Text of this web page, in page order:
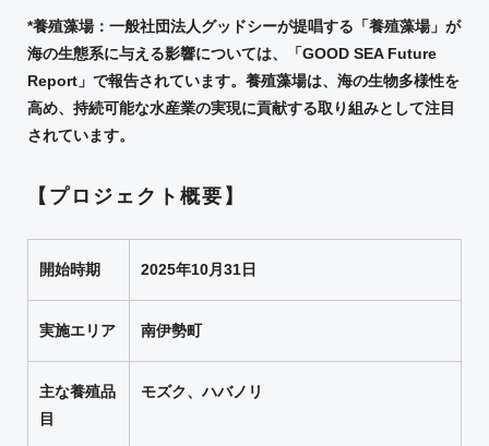
*養殖藻場：一般社団法人グッドシーが提唱する「養殖藻場」が
海の生態系に与える影響については、「GOOD SEA Future
Report」で報告されています。養殖藻場は、海の生物多様性を
高め、持続可能な水産業の実現に貢献する取り組みとして注目
されています。
【プロジェクト概要】
開始時期 2025年10月31日
実施エリア 南伊勢町
主な養殖品
目
モズク、ハバノリ